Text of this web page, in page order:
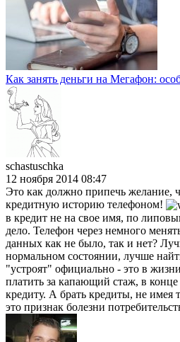
Как занять деньги на Мегафон:
schastuschka
12 ноября 2014 08:47
Это как должно припечь желание,
кредитную историю телефоном!
в кредит не на свое имя, по
дело. Телефон через немного
данных как не было, так и нет?
нормальном состоянии, лучше
"устроят" официально - это в
платить за капающий стаж, в
кредиту. А брать кредиты, не имея
это признак болезни